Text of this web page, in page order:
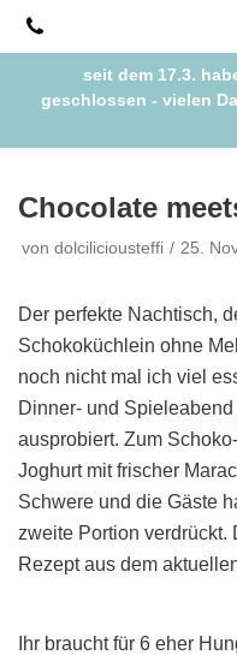
Zum
Inhalt
springen
seit dem 17.3.
geschlossen - vielen
Chocolate
von dolciliciousteffi 25.
Der perfekte Nachtisch,
Schokoküchlein ohne
noch nicht mal ich viel
Dinner- und
ausprobiert. Zum
Joghurt mit frischer
Schwere und die Gäste
zweite Portion verdrückt.
Rezept aus dem
Ihr braucht für 6 eher